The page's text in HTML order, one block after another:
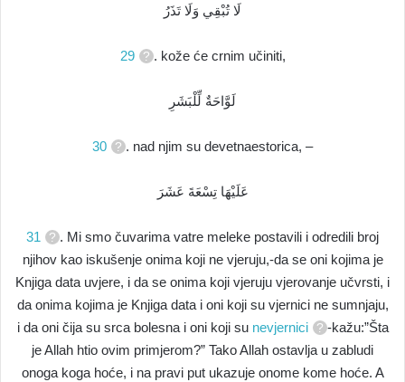
لَا تُبْقِي وَلَا تَذَرُ
29 . kože će crnim učiniti,
لَوَّاحَةٌ لِّلْبَشَرِ
30 . nad njim su devetnaestorica, –
عَلَيْهَا تِسْعَةَ عَشَرَ
31
. Mi smo čuvarima vatre meleke postavili i odredili broj
njihov kao iskušenje onima koji ne vjeruju,-da se oni kojima je
Knjiga data uvjere, i da se onima koji vjeruju vjerovanje učvrsti, i
da onima kojima je Knjiga data i oni koji su vjernici ne sumnjaju,
i da oni čija su srca bolesna i oni koji su nevjernici
-kažu:”Šta
je Allah htio ovim primjerom?” Tako Allah ostavlja u zabludi
onoga koga hoće, i na pravi put ukazuje onome kome hoće. A